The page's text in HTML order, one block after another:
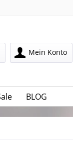
Mein Konto
BLOG